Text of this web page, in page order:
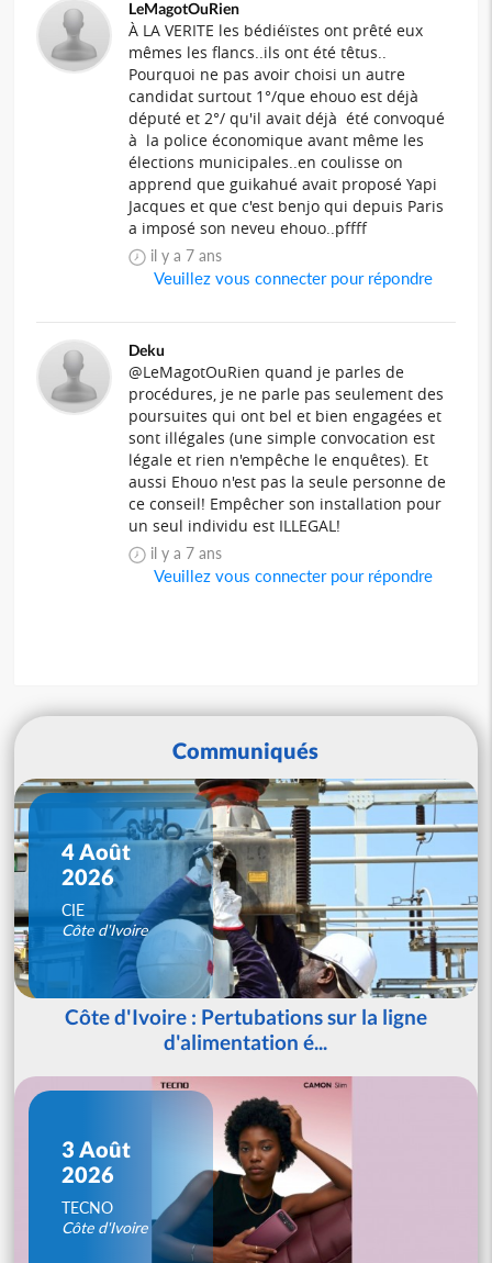
LeMagotOuRien
À LA VERITE les bédiéïstes ont prêté eux
mêmes les flancs..ils ont été têtus..
Pourquoi ne pas avoir choisi un autre
candidat surtout 1°/que ehouo est déjà
député et 2°/ qu'il avait déjà été convoqué
à la police économique avant même les
élections municipales..en coulisse on
apprend que guikahué avait proposé Yapi
Jacques et que c'est benjo qui depuis Paris
a imposé son neveu ehouo..pffff
il y a 7 ans
Veuillez vous connecter pour répondre
Deku
@LeMagotOuRien quand je parles de
procédures, je ne parle pas seulement des
poursuites qui ont bel et bien engagées et
sont illégales (une simple convocation est
légale et rien n'empêche le enquêtes). Et
aussi Ehouo n'est pas la seule personne de
ce conseil! Empêcher son installation pour
un seul individu est ILLEGAL!
il y a 7 ans
Veuillez vous connecter pour répondre
Communiqués
4 Août
2026
CIE
Côte d'Ivoire
Côte d'Ivoire : Pertubations sur la ligne
d'alimentation é...
3 Août
2026
TECNO
Côte d'Ivoire